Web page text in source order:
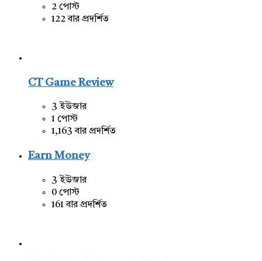
2 পোস্ট
122 বার প্রদর্শিত
CT Game Review
3 ইউজার
1 পোস্ট
1,163 বার প্রদর্শিত
Earn Money
3 ইউজার
0 পোস্ট
161 বার প্রদর্শিত